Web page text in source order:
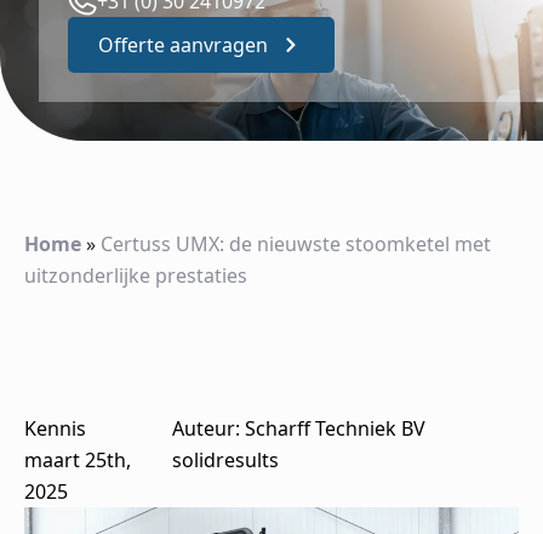
Offerte aanvragen
Home» Certuss UMX: de nieuwste stoomketel met
uitzonderlijke prestaties
Kennis
maart 25th,
2025
Auteur: Scharff Techniek BV
solidresults